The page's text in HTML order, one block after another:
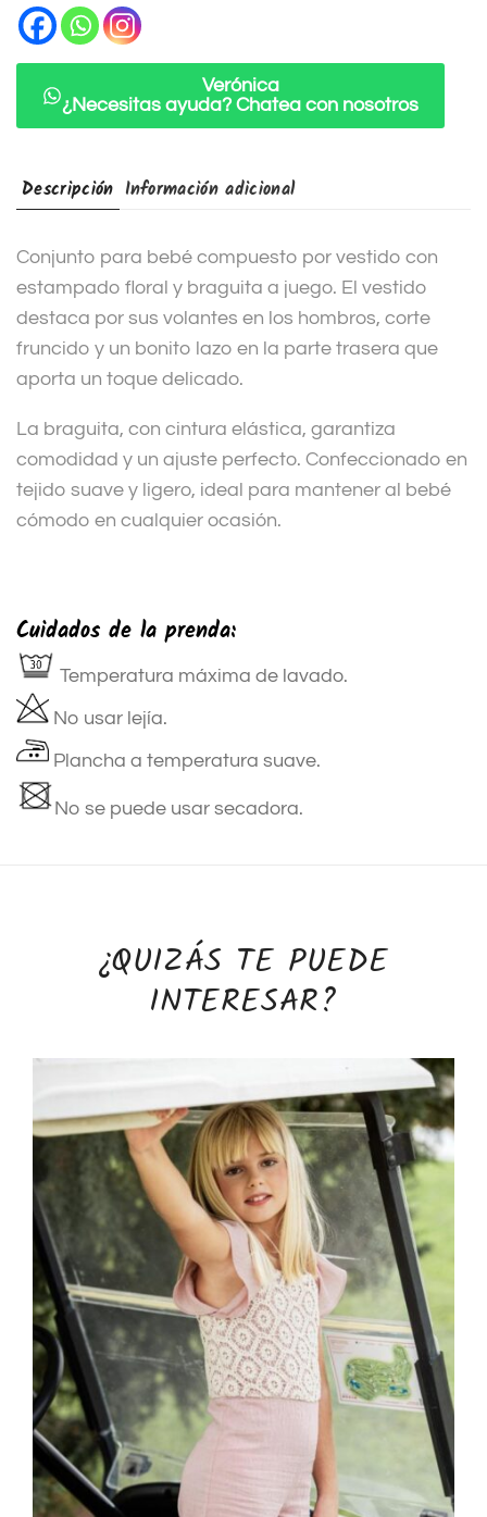
a
Verónica
¿Necesitas ayuda? Chatea con nosotros
Descripción Información adicional
Conjunto para bebé compuesto por vestido con
estampado floral y braguita a juego. El vestido
destaca por sus volantes en los hombros, corte
fruncido y un bonito lazo en la parte trasera que
aporta un toque delicado.
La braguita, con cintura elástica, garantiza
comodidad y un ajuste perfecto. Confeccionado en
tejido suave y ligero, ideal para mantener al bebé
cómodo en cualquier ocasión.
Cuidados de la prenda:
Temperatura máxima de lavado.
No usar lejía.
Plancha a temperatura suave.
No se puede usar secadora.
¿QUIZÁS TE PUEDE
INTERESAR?